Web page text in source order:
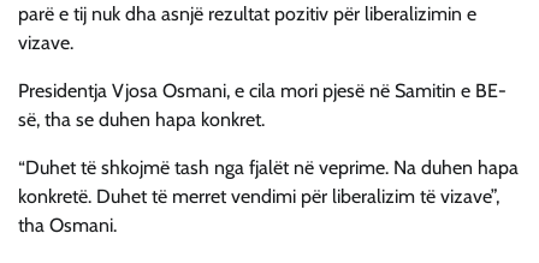
parë e tij nuk dha asnjë rezultat pozitiv për liberalizimin e
vizave.
Presidentja Vjosa Osmani, e cila mori pjesë në Samitin e BE-
së, tha se duhen hapa konkret.
“Duhet të shkojmë tash nga fjalët në veprime. Na duhen hapa
konkretë. Duhet të merret vendimi për liberalizim të vizave”,
tha Osmani.